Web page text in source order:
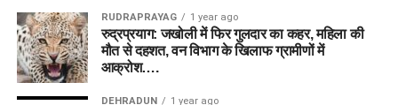
RUDRAPRAYAG 1 year ago
रुद्रप्रयाग: जखोली में फिर गुलदार का कहर, महिला की
मौत से दहशत, वन विभाग के खिलाफ ग्रामीणों में
आक्रोश….
DEHRADUN 1 year ago